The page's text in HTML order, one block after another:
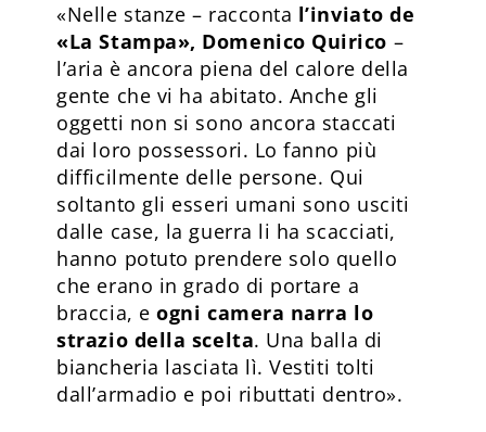
«Nelle stanze – racconta l’inviato de
«La Stampa», Domenico Quirico –
l’aria è ancora piena del calore della
gente che vi ha abitato. Anche gli
oggetti non si sono ancora staccati
dai loro possessori. Lo fanno più
difficilmente delle persone. Qui
soltanto gli esseri umani sono usciti
dalle case, la guerra li ha scacciati,
hanno potuto prendere solo quello
che erano in grado di portare a
braccia, eogni camera narra lo
strazio della scelta. Una balla di
biancheria lasciata lì. Vestiti tolti
dall’armadio e poi ributtati dentro».